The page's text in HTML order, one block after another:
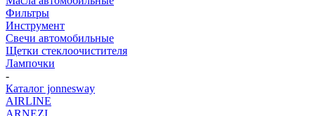
Фильтры
Инструмент
Свечи автомобильные
Щетки стеклоочистителя
Лампочки
-
Каталог jonnesway
AIRLINE
ARNEZI